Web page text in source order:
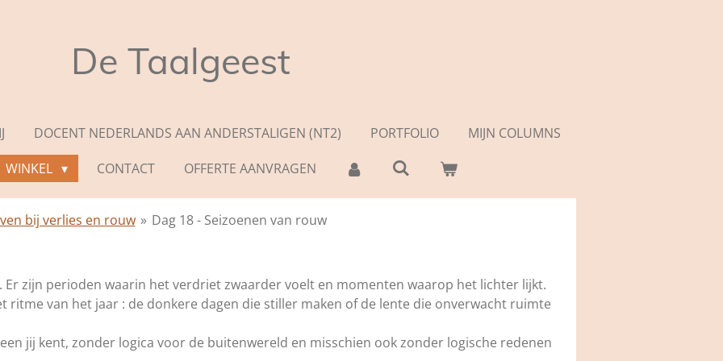
De Taalgeest
DOCENT NEDERLANDS AAN ANDERSTALIGEN (NT2) PORTFOLIO
MIJN COLUMNS
WINKEL CONTACT OFFERTE AANVRAGEN
bij verlies en rouw » Dag 18 - Seizoenen van rouw
Er zijn perioden waarin het verdriet zwaarder voelt en momenten waarop het lichter lijkt.
ritme van het jaar : de donkere dagen die stiller maken of de lente die onverwacht ruimte
jij kent, zonder logica voor de buitenwereld en misschien ook zonder logische redenen